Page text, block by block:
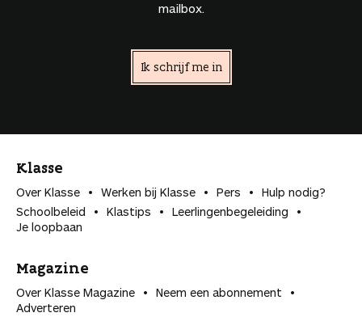
mailbox.
Ik schrijf me in
Klasse
Over Klasse Werken bij Klasse Pers
Hulp nodig?
Schoolbeleid
Klastips
Leerlingen­begeleiding
Je loopbaan
Magazine
Over Klasse Magazine
Neem een abonnement
Adverteren